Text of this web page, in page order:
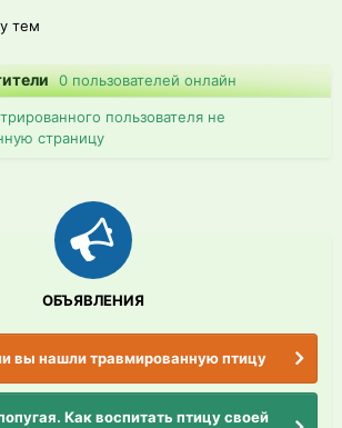
тем
0 пользователей онлайн
пользователя не
страницу
ОБЪЯВЛЕНИЯ
вы нашли травмированную птицу
Как воспитать птицу своей